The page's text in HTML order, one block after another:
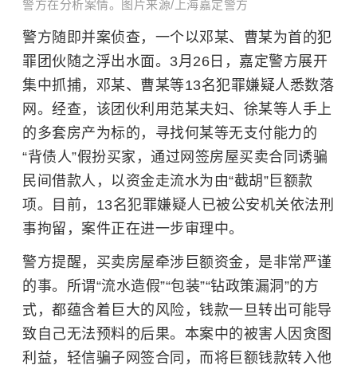
警方在分析案情。图片来源/上海嘉定警方
警方随即并案侦查，一个以邓某、曹某为首的犯
罪团伙随之浮出水面。3月26日，嘉定警方展开
集中抓捕，邓某、曹某等13名犯罪嫌疑人悉数落
网。经查，该团伙利用范某夫妇、徐某等人手上
的多套房产为标的，寻找何某等无支付能力的
“背债人”假扮买家，通过网签房屋买卖合同诱骗
民间借款人，以资金走流水为由“截胡”巨额款
项。目前，13名犯罪嫌疑人已被公安机关依法刑
事拘留，案件正在进一步审理中。
警方提醒，买卖房屋牵涉巨额资金，是非常严谨
的事。 所谓“流水造假”“包装”“钻政策漏洞”的方
式，都蕴含着巨大的风险，钱款一旦转出可能导
致自己无法预料的后果。本案中的被害人因贪图
利益，轻信骗子网签合同，而将巨额钱款转入他